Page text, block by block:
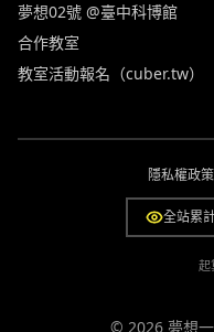
夢想02號 @臺中科博館
合作教室
教室活動報名（cuber.tw）
隱私權政策
全站累
起
© 2026 夢想